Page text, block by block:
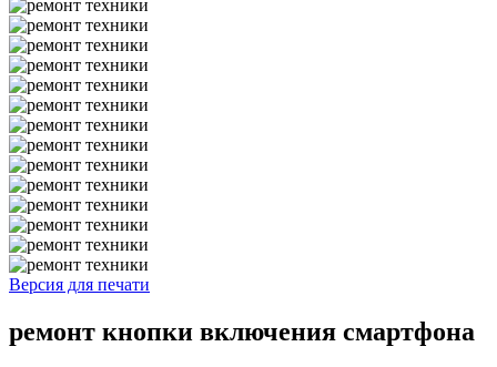
Версия для печати
ремонт кнопки включения смартфона